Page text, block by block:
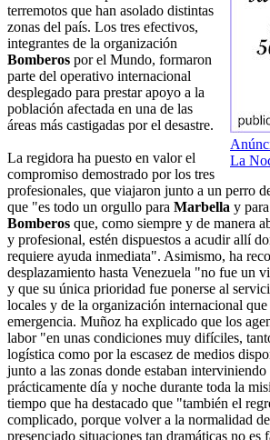
La
terremotos que han asolado distintas
zonas del país. Los tres efectivos,
integrantes de la organización
Bomberos por el Mundo, formaron
parte del operativo internacional
desplegado para prestar apoyo a la
población afectada en una de las
áreas más castigadas por el desastre.
La regidora ha puesto en valor el
compromiso demostrado por los tres
profesionales, que viajaron junto a un perro
que "es todo un orgullo para Marbella y
Bomberos que, como siempre y de manera
y profesional, estén dispuestos a acudir allí
requiere ayuda inmediata". Asimismo, ha
desplazamiento hasta Venezuela "no fue un
y que su única prioridad fue ponerse al
locales y de la organización internacional
emergencia. Muñoz ha explicado que los
labor "en unas condiciones muy difíciles,
logística como por la escasez de medios
junto a las zonas donde estaban
prácticamente día y noche durante toda la
tiempo que ha destacado que "también el
complicado, porque volver a la normalidad
presenciado situaciones tan dramáticas no es